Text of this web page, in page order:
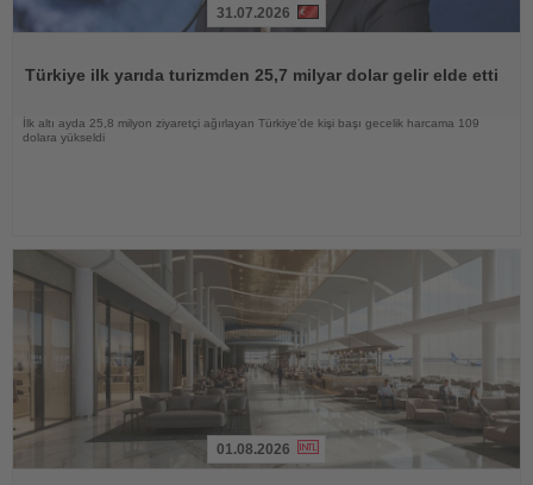
31.07.2026
Türkiye ilk yarıda turizmden 25,7 milyar dolar gelir elde etti
İlk altı ayda 25,8 milyon ziyaretçi ağırlayan Türkiye’de kişi başı gecelik harcama 109
dolara yükseldi
01.08.2026